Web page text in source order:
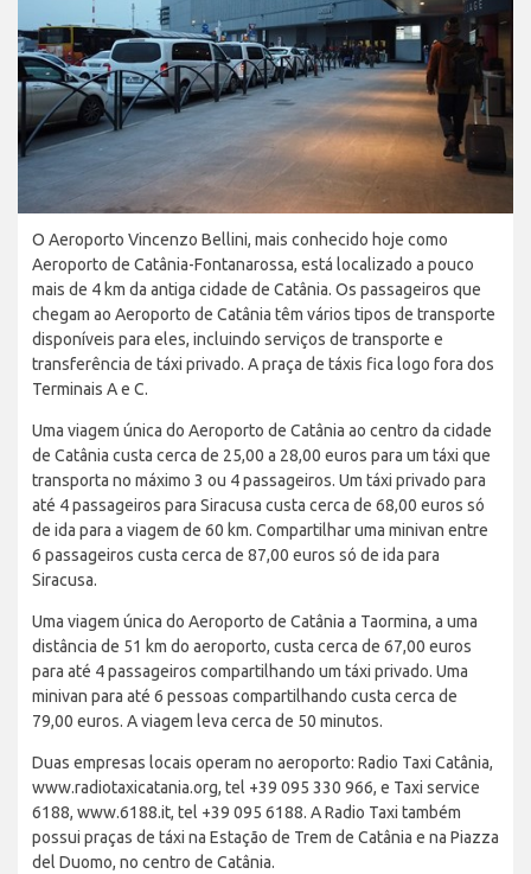
O Aeroporto Vincenzo Bellini, mais conhecido hoje como
Aeroporto de Catânia-Fontanarossa, está localizado a pouco
mais de 4 km da antiga cidade de Catânia. Os passageiros que
chegam ao Aeroporto de Catânia têm vários tipos de transporte
disponíveis para eles, incluindo serviços de transporte e
transferência de táxi privado. A praça de táxis fica logo fora dos
Terminais A e C.
Uma viagem única do Aeroporto de Catânia ao centro da cidade
de Catânia custa cerca de 25,00 a 28,00 euros para um táxi que
transporta no máximo 3 ou 4 passageiros. Um táxi privado para
até 4 passageiros para Siracusa custa cerca de 68,00 euros só
de ida para a viagem de 60 km. Compartilhar uma minivan entre
6 passageiros custa cerca de 87,00 euros só de ida para
Siracusa.
Uma viagem única do Aeroporto de Catânia a Taormina, a uma
distância de 51 km do aeroporto, custa cerca de 67,00 euros
para até 4 passageiros compartilhando um táxi privado. Uma
minivan para até 6 pessoas compartilhando custa cerca de
79,00 euros. A viagem leva cerca de 50 minutos.
Duas empresas locais operam no aeroporto: Radio Taxi Catânia,
www.radiotaxicatania.org, tel +39 095 330 966, e Taxi service
6188, www.6188.it, tel +39 095 6188. A Radio Taxi também
possui praças de táxi na Estação de Trem de Catânia e na Piazza
del Duomo, no centro de Catânia.